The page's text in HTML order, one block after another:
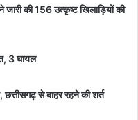
जारी की 156 उत्कृष्ट खिलाड़ियों की
3 घायल
से बाहर रहने की शर्त